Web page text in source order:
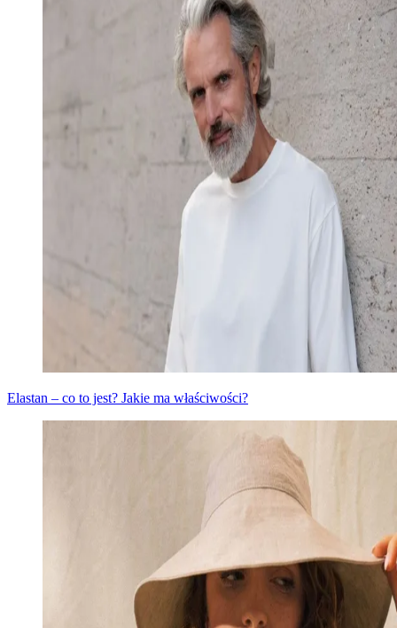
Elastan – co to jest? Jakie ma właściwości?